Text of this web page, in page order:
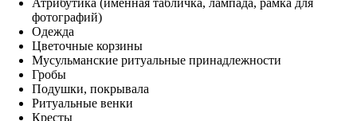
Атрибутика (именная табличка, лампада, рамка для
фотографий)
Одежда
Цветочные корзины
Мусульманские ритуальные принадлежности
Гробы
Подушки, покрывала
Ритуальные венки
Кресты